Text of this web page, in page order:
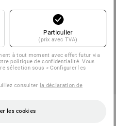
flexible
Particulier
(prix avec TVA)
à tout moment avec effet futur via
politique de confidentialité. Vous
sélection sous « Configurer les
consulter la déclaration de
les cookies